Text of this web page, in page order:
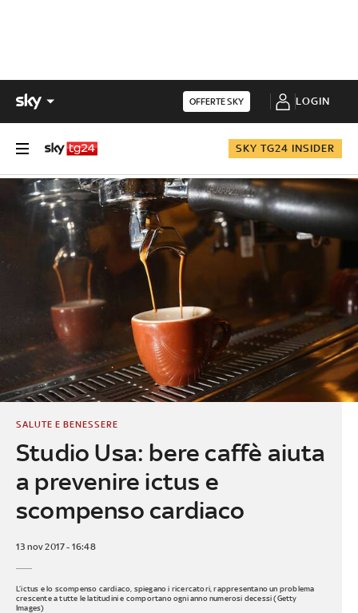
OFFERTE SKY LOGIN
SKY TG24 INSIDER
Studio Usa: bere caffè aiuta
a prevenire ictus e
scompenso cardiaco
SALUTE E BENESSERE
13 nov 2017 - 16:48
L’ictus e lo scompenso cardiaco, spiegano i ricercatori, rappresentano un problema
crescente a tutte le latitudini e comportano ogni anno numerosi decessi (Getty
Images)